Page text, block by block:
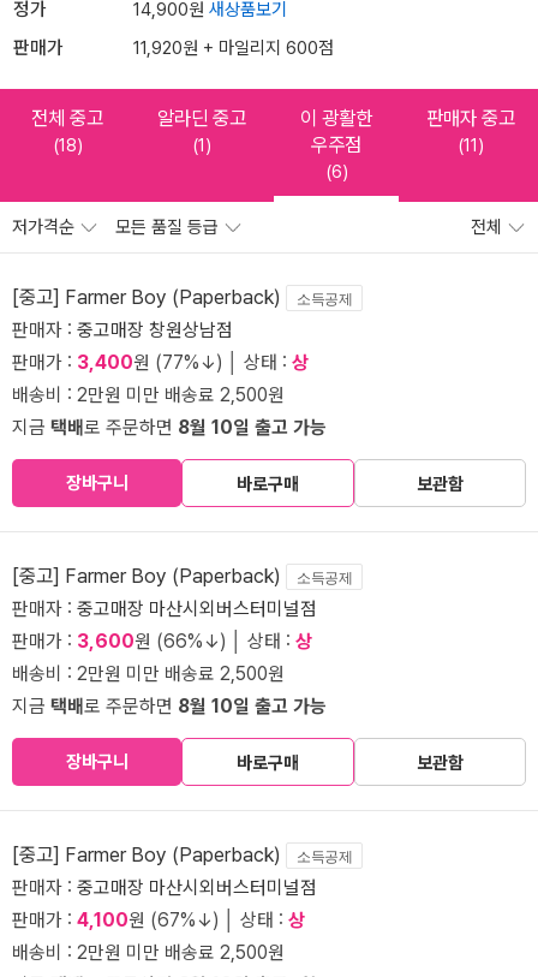
정가 14,900원 새상품보기
판매가 11,920원 + 마일리지 600점
전체 중고
(18)
알라딘 중고
(1)
이 광활한
우주점
(6)
판매자 중고
(11)
저가격순 모든 품질 등급 전체
[중고] Farmer Boy (Paperback) 소득공제
판매자 : 중고매장 창원상남점
판매가 : 3,400원 (77%↓) │ 상태 : 상
배송비 : 2만원 미만 배송료 2,500원
지금 택배로 주문하면 8월 10일 출고 가능
장바구니 바로구매 보관함
[중고] Farmer Boy (Paperback) 소득공제
판매자 : 중고매장 마산시외버스터미널점
판매가 : 3,600원 (66%↓) │ 상태 : 상
배송비 : 2만원 미만 배송료 2,500원
지금 택배로 주문하면 8월 10일 출고 가능
장바구니 바로구매 보관함
[중고] Farmer Boy (Paperback) 소득공제
판매자 : 중고매장 마산시외버스터미널점
판매가 : 4,100원 (67%↓) │ 상태 : 상
배송비 : 2만원 미만 배송료 2,500원